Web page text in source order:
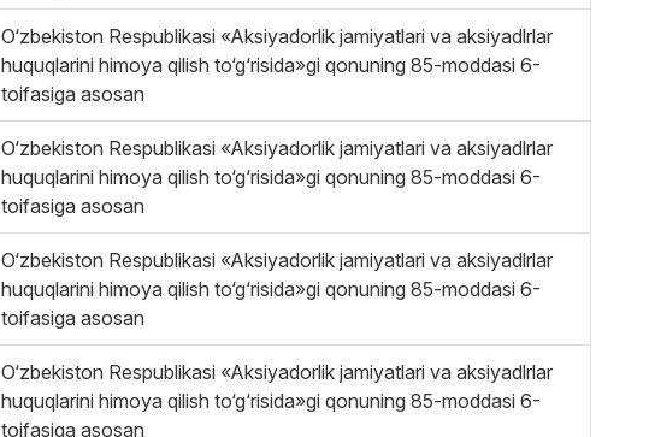
O‘zbekiston Respublikasi «Aksiyadorlik jamiyatlari va aksiyadlrlar
huquqlarini himoya qilish to‘g‘risida»gi qonuning 85-moddasi 6-
toifasiga asosan
O‘zbekiston Respublikasi «Aksiyadorlik jamiyatlari va aksiyadlrlar
huquqlarini himoya qilish to‘g‘risida»gi qonuning 85-moddasi 6-
toifasiga asosan
O‘zbekiston Respublikasi «Aksiyadorlik jamiyatlari va aksiyadlrlar
huquqlarini himoya qilish to‘g‘risida»gi qonuning 85-moddasi 6-
toifasiga asosan
O‘zbekiston Respublikasi «Aksiyadorlik jamiyatlari va aksiyadlrlar
huquqlarini himoya qilish to‘g‘risida»gi qonuning 85-moddasi 6-
toifasiga asosan